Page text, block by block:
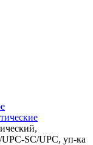
SC/UPC, уп-ка